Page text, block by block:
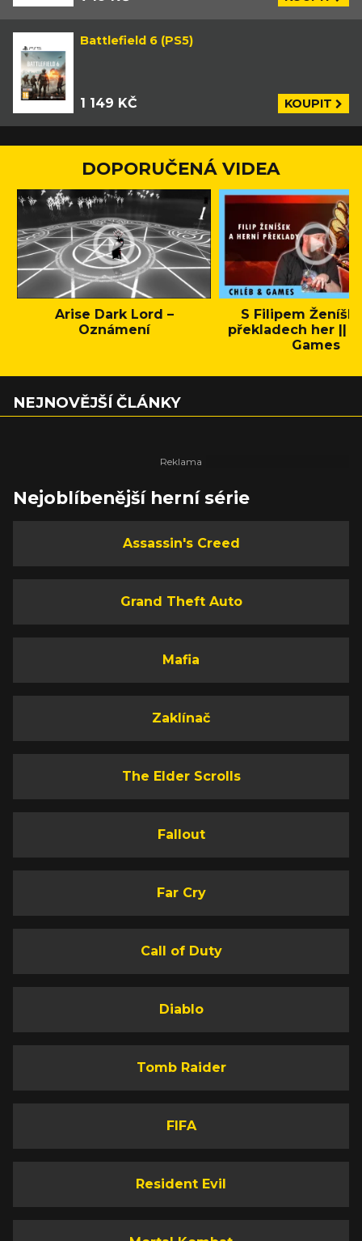
Battlefield 6 (PS5)
1 149 KČ KOUPIT
DOPORUČENÁ VIDEA
Arise Dark Lord –
Oznámení
S Filipem
překladech her ||
Games
NEJNOVĚJŠÍ ČLÁNKY
Nejoblíbenější herní série
Assassin's Creed
Grand Theft Auto
Mafia
Zaklínač
The Elder Scrolls
Fallout
Far Cry
Call of Duty
Diablo
Tomb Raider
FIFA
Resident Evil